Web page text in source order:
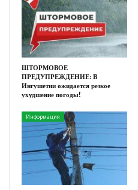
ШТОРМОВОЕ
ПРЕДУПРЕЖДЕНИЕ: В
Ингушетии ожидается резкое
ухудшение погоды!
Информация